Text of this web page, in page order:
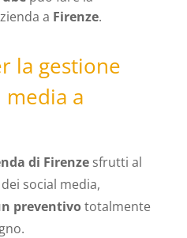
a Firenze.
la gestione
a
di Firenzesfrutti al
social media,
preventivototalmente